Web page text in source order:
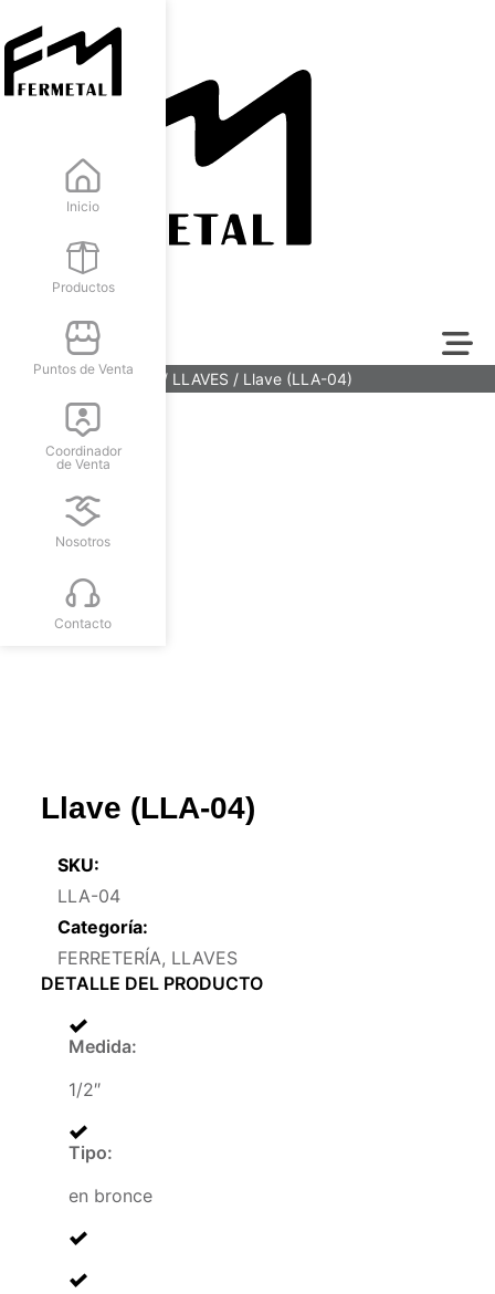
Inicio
Productos
Puntos de Venta
Coordinador
de Venta
Nosotros
Contacto
Inicio/FERRETERÍA / LLAVES / Llave (LLA-04)
Llave (LLA-04)
SKU:
LLA-04
Categoría:
FERRETERÍA, LLAVES
DETALLE DEL PRODUCTO
Medida:
1/2″
Tipo:
en bronce